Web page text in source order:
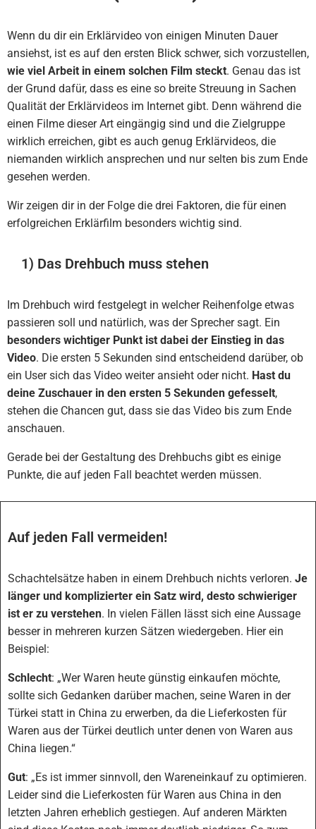
Wenn du dir ein Erklärvideo von einigen Minuten Dauer
ansiehst, ist es auf den ersten Blick schwer, sich vorzustellen,
wie viel Arbeit in einem solchen Film steckt. Genau das ist
der Grund dafür, dass es eine so breite Streuung in Sachen
Qualität der Erklärvideos im Internet gibt. Denn während die
einen Filme dieser Art eingängig sind und die Zielgruppe
wirklich erreichen, gibt es auch genug Erklärvideos, die
niemanden wirklich ansprechen und nur selten bis zum Ende
gesehen werden.
Wir zeigen dir in der Folge die drei Faktoren, die für einen
erfolgreichen Erklärfilm besonders wichtig sind.
1) Das Drehbuch muss stehen
Im Drehbuch wird festgelegt in welcher Reihenfolge etwas
passieren soll und natürlich, was der Sprecher sagt. Ein
besonders wichtiger Punkt ist dabei der Einstieg in das
Video. Die ersten 5 Sekunden sind entscheidend darüber, ob
ein User sich das Video weiter ansieht oder nicht. Hast du
deine Zuschauer in den ersten 5 Sekunden gefesselt,
stehen die Chancen gut, dass sie das Video bis zum Ende
anschauen.
Gerade bei der Gestaltung des Drehbuchs gibt es einige
Punkte, die auf jeden Fall beachtet werden müssen.
Auf jeden Fall vermeiden!
Schachtelsätze haben in einem Drehbuch nichts verloren. Je
länger und komplizierter ein Satz wird, desto schwieriger
ist er zu verstehen. In vielen Fällen lässt sich eine Aussage
besser in mehreren kurzen Sätzen wiedergeben. Hier ein
Beispiel:
Schlecht: „Wer Waren heute günstig einkaufen möchte,
sollte sich Gedanken darüber machen, seine Waren in der
Türkei statt in China zu erwerben, da die Lieferkosten für
Waren aus der Türkei deutlich unter denen von Waren aus
China liegen.“
Gut: „Es ist immer sinnvoll, den Wareneinkauf zu optimieren.
Leider sind die Lieferkosten für Waren aus China in den
letzten Jahren erheblich gestiegen. Auf anderen Märkten